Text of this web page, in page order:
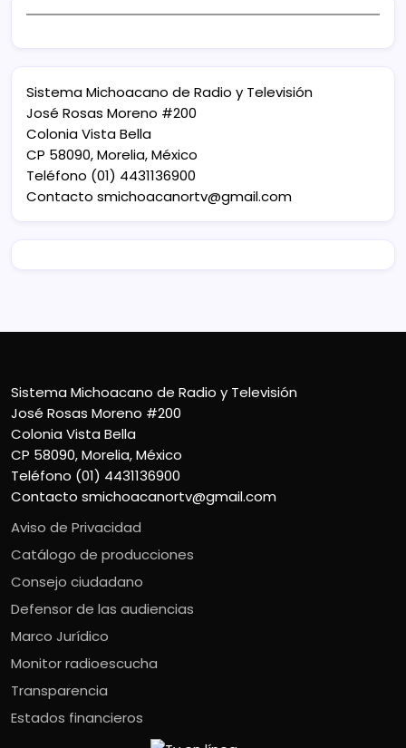
Sistema Michoacano de Radio y Televisión
José Rosas Moreno #200
Colonia Vista Bella
CP 58090, Morelia, México
Teléfono (01) 4431136900
Contacto smichoacanortv@gmail.com
Sistema Michoacano de Radio y Televisión
José Rosas Moreno #200
Colonia Vista Bella
CP 58090, Morelia, México
Teléfono (01) 4431136900
Contacto smichoacanortv@gmail.com
Aviso de Privacidad
Catálogo de producciones
Consejo ciudadano
Defensor de las audiencias
Marco Jurídico
Monitor radioescucha
Transparencia
Estados financieros